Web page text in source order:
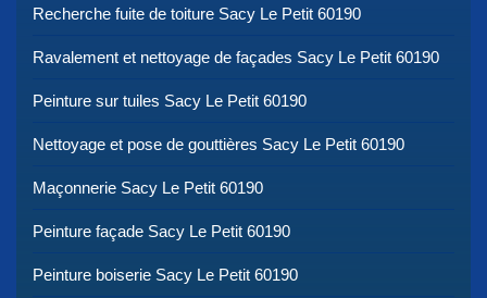
Recherche fuite de toiture Sacy Le Petit 60190
Ravalement et nettoyage de façades Sacy Le Petit 60190
Peinture sur tuiles Sacy Le Petit 60190
Nettoyage et pose de gouttières Sacy Le Petit 60190
Maçonnerie Sacy Le Petit 60190
Peinture façade Sacy Le Petit 60190
Peinture boiserie Sacy Le Petit 60190